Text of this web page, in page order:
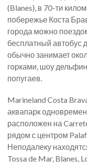
(Blanes), в 70-ти
побережье Коста
города можно
бесплатный автобус
обычно занимает
горками, шоу
попугаев.
Marineland Costa
аквапарк
расположен на
рядом с центром
Неподалеку
Tossa de Mar, Blanes,